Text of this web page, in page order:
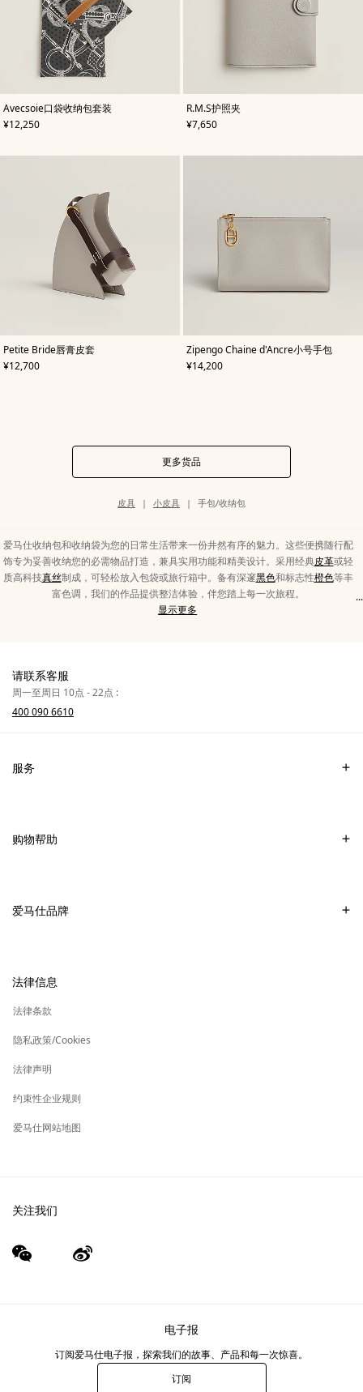
Avecsoie口袋收纳包套装
,颜
色:
灰
,
价格
¥12,250
R.M.S护照夹
,颜
色:
灰
,
价格
¥7,650
Petite Bride唇膏皮套
,颜
色:
灰
,
价格
¥12,700
Zipengo Chaine d'Ancre小号手包
,颜
色:
灰
,
价格
¥14,200
更多货品
类
别
路
径
皮具 小皮具 手包/收纳包
爱马仕收纳包和收纳袋为您的日常生活带来一份井然有序的魅力。这些便携随行配
饰专为妥善收纳您的必需物品打造，兼具实用功能和精美设计。采用经典皮革或轻
质高科技真丝制成，可轻松放入包袋或旅行箱中。备有深邃黑色和标志性橙色等丰
富色调，我们的作品提供整洁体验，伴您踏上每一次旅程。
...
显示更多
显
手
服务
销售Apple Watch Hermès的专卖店
购物帮助
爱马仕品牌
标
法律信息
法律条款
隐私政策/Cookies
法律声明
约束性企业规则
爱马仕网站地图
请联系客服
周一至周日 10点 - 22点 :
400 090 6610
电子报
订阅爱马仕电子报，探索我们的故事、产品和每一次惊喜。
订阅
关注我们
wechat
（新
Weibo
（新